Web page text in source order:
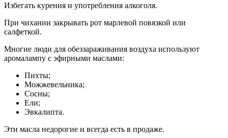
Избегать курения и употребления алкоголя.
При чихании закрывать рот марлевой повязкой или
салфеткой.
Многие люди для обеззараживания воздуха используют
аромалампу с эфирными маслами:
Пихты;
Можжевельника;
Сосны;
Ели;
Эвкалипта.
Эти масла недорогие и всегда есть в продаже.